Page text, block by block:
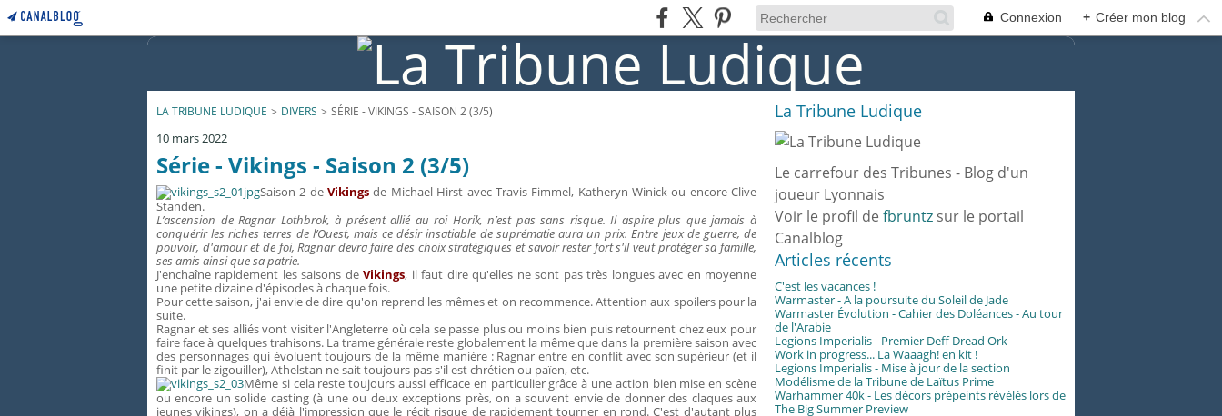
Connexion + Créer mon blog
LA TRIBUNE LUDIQUE > DIVERS > SÉRIE - VIKINGS - SAISON 2 (3/5)
10 mars 2022
Série - Vikings - Saison 2 (3/5)
Saison 2 deVikings de Michael Hirst avec Travis Fimmel, Katheryn Winick ou encore Clive
Standen.
L’ascension de Ragnar Lothbrok, à présent allié au roi Horik, n’est pas sans risque. Il aspire plus que jamais à
conquérir les riches terres de l’Ouest, mais ce désir insatiable de suprématie aura un prix. Entre jeux de guerre, de
pouvoir, d'amour et de foi, Ragnar devra faire des choix stratégiques et savoir rester fort s'il veut protéger sa famille,
ses amis ainsi que sa patrie.
J'enchaîne rapidement les saisons deVikings, il faut dire qu'elles ne sont pas très longues avec en moyenne
une petite dizaine d'épisodes à chaque fois.
Pour cette saison, j'ai envie de dire qu'on reprend les mêmes et on recommence. Attention aux spoilers pour la
suite.
Ragnar et ses alliés vont visiter l'Angleterre où cela se passe plus ou moins bien puis retournent chez eux pour
faire face à quelques trahisons. La trame générale reste globalement la même que dans la première saison avec
des personnages qui évoluent toujours de la même manière : Ragnar entre en conflit avec son supérieur (et il
finit par le zigouiller), Athelstan ne sait toujours pas s'il est chrétien ou païen, etc.
Même si cela reste toujours aussi efficace en particulier grâce à une action bien mise en scène
ou encore un solide casting (à une ou deux exceptions près, on a souvent envie de donner des claques aux
jeunes vikings), on a déjà l'impression que le récit risque de rapidement tourner en rond. C'est d'autant plus
La Tribune Ludique
Le carrefour des Tribunes - Blog d'un
joueur Lyonnais
Voir le profil de fbruntz sur le portail
Canalblog
Articles récents
C'est les vacances !
Warmaster - A la poursuite du Soleil de Jade
Warmaster Évolution - Cahier des Doléances - Au tour
de l'Arabie
Legions Imperialis - Premier Deff Dread Ork
Work in progress... La Waaagh! en kit !
Legions Imperialis - Mise à jour de la section
Modélisme de la Tribune de Laïtus Prime
Warhammer 40k - Les décors prépeints révélés lors de
The Big Summer Preview